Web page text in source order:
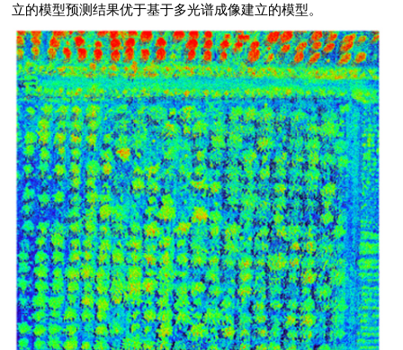
立的模型预测结果优于基于多光谱成像建立的模型。